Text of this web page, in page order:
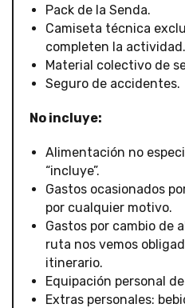
Pack de la Senda.
Camiseta técnica
completen la actividad.
Material colectivo de
Seguro de accidentes.
No incluye:
Alimentación no
“incluye”.
Gastos ocasionados
por cualquier motivo.
Gastos por cambio de
ruta nos vemos
itinerario.
Equipación personal
Extras personales: